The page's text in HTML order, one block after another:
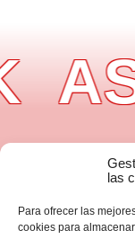
las
Para ofrecer las
cookies para